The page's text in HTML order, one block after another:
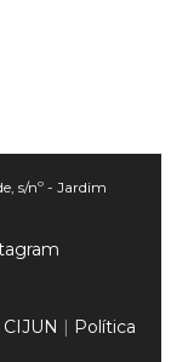
s/nº - Jardim
CIJUN | Política